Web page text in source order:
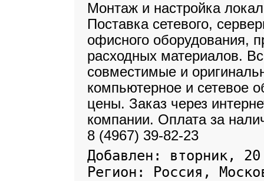
Монтаж и настройка
Поставка сетевого,
офисного оборудования,
расходных материалов.
совместимые и
компьютерное и сетевое
цены. Заказ через
компании. Оплата за
8 (4967) 39-82-23
Добавлен: вторник,
Регион: Россия,